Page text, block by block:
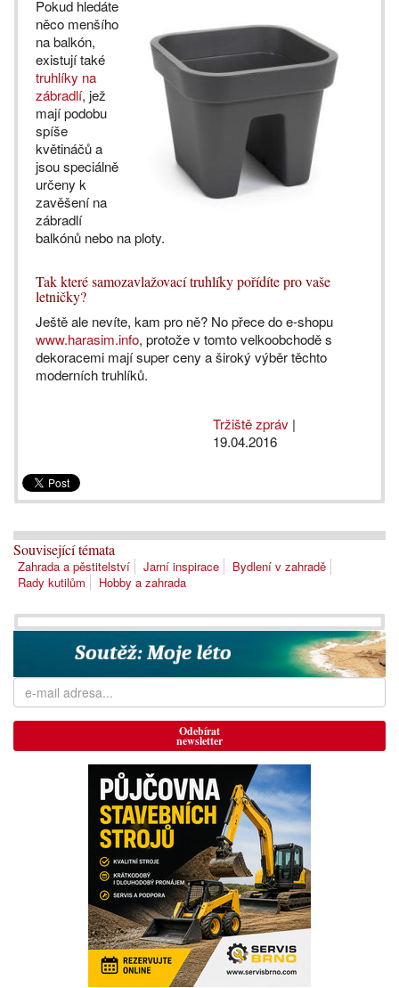
Pokud hledáte
něco menšího
na balkón,
existují také
truhlíky na
zábradlí, jež
mají podobu
spíše
květináčů a
jsou speciálně
určeny k
zavěšení na
zábradlí
balkónů nebo na ploty.
Tak které samozavlažovací truhlíky pořídíte pro vaše
letničky?
Ještě ale nevíte, kam pro ně? No přece do e-shopu
www.harasim.info, protože v tomto velkoobchodě s
dekoracemi mají super ceny a široký výběr těchto
moderních truhlíků.
Tržiště zpráv |
19.04.2016
Související témata
Zahrada a pěstitelství Jarní inspirace
Bydlení v zahradě
Rady kutilům
Hobby a zahrada
Odebírat
newsletter